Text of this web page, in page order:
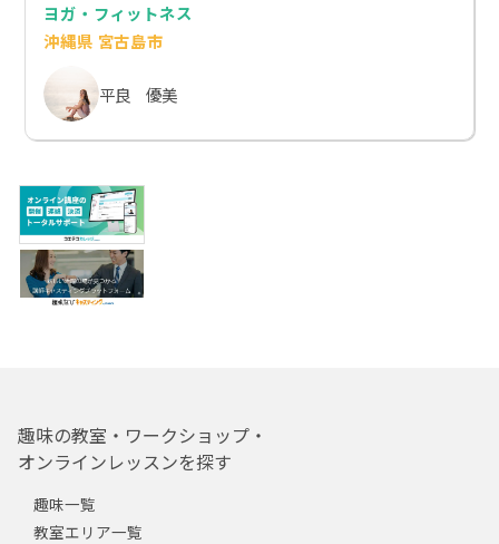
ヨガ・フィットネス
沖縄県 宮古島市
平良 優美
趣味の教室・ワークショップ・
オンラインレッスンを探す
趣味一覧
教室エリア一覧